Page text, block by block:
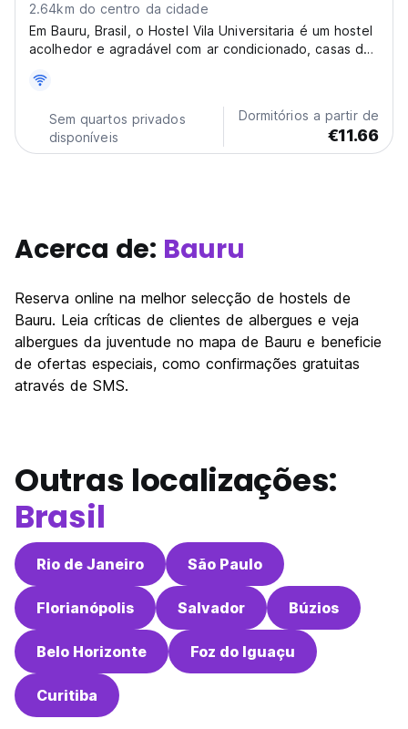
2.64km do centro da cidade
Em Bauru, Brasil, o Hostel Vila Universitaria é um hostel
acolhedor e agradável com ar condicionado, casas de
para explorar as atrações da cidade. (Auto-translated
Sem quartos privados
disponíveis
Dormitórios a partir de
€11.66
Acerca de: Bauru
Reserva online na melhor selecção de hostels de
Bauru. Leia críticas de clientes de albergues e veja
albergues da juventude no mapa de Bauru e beneficie
de ofertas especiais, como confirmações gratuitas
através de SMS.
Outras localizações:
Brasil
Rio de Janeiro São Paulo
Florianópolis Salvador Búzios
Belo Horizonte Foz do Iguaçu
Curitiba